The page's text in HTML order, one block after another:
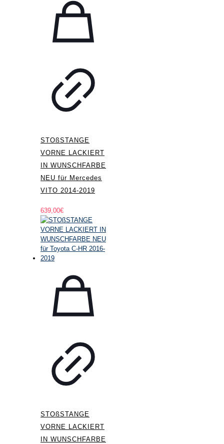
STOßSTANGE
VORNE LACKIERT
IN WUNSCHFARBE
NEU für Mercedes
VITO 2014-2019
639,00€
STOßSTANGE
VORNE LACKIERT
IN WUNSCHFARBE